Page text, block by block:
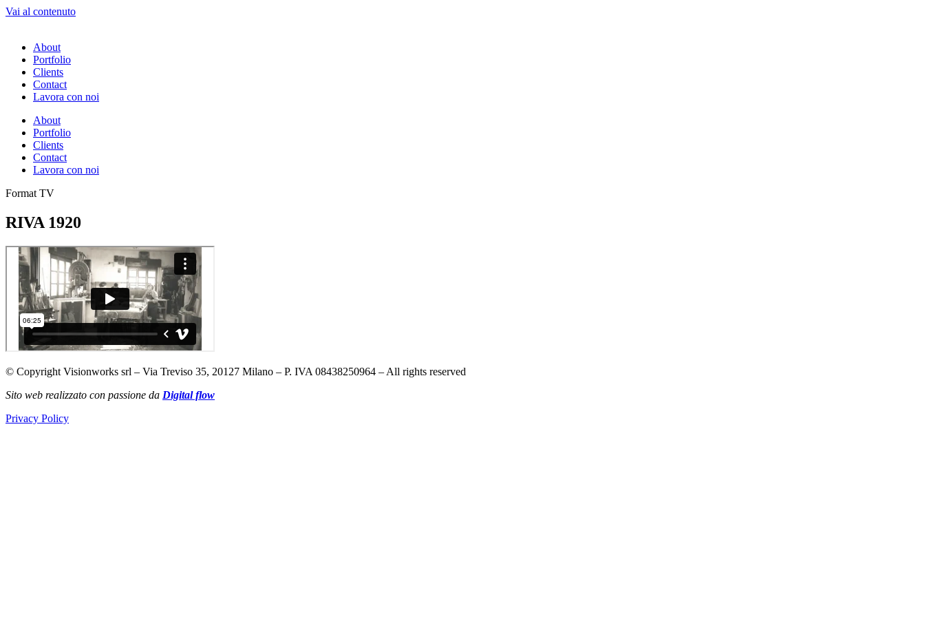
Vai al contenuto
About
Portfolio
Clients
Contact
Lavora con noi
About
Portfolio
Clients
Contact
Lavora con noi
Format TV
RIVA 1920
© Copyright Visionworks srl – Via Treviso 35, 20127 Milano – P. IVA 08438250964 – All rights reserved
Sito web realizzato con passione da Digital flow
Privacy Policy